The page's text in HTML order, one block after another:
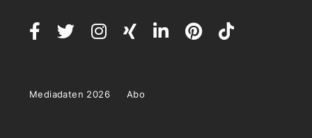
Mediadaten 2026 Abo